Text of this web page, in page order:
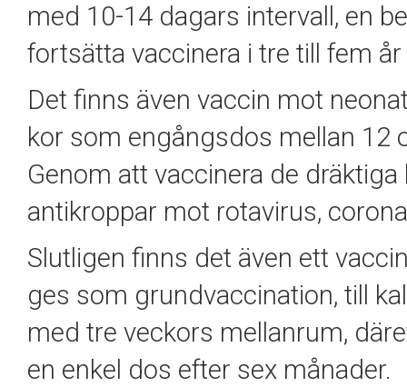
med 10-14 dagars intervall, en
fortsätta vaccinera i tre till fem
Det finns även vaccin mot
kor som engångsdos mellan 12
Genom att vaccinera de
antikroppar mot rotavirus,
Slutligen finns det även ett
ges som grundvaccination, till
med tre veckors mellanrum,
en enkel dos efter sex månader.